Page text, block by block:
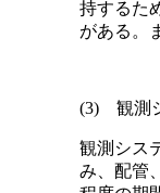
持するた
がある。
(3) 観測
観測シス
み、配管